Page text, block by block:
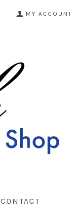
MY ACCOUNT
CONTACT